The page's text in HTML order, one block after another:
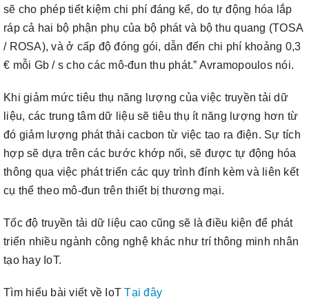
sẽ cho phép tiết kiệm chi phí đáng kể, do tự động hóa lắp
ráp cả hai bộ phận phụ của bộ phát và bộ thu quang (TOSA
/ ROSA), và ở cấp độ đóng gói, dẫn đến chi phí khoảng 0,3
€ mỗi Gb / s cho các mô-đun thu phát.” Avramopoulos nói.
Khi giảm mức tiêu thụ năng lượng của việc truyền tải dữ
liệu, các trung tâm dữ liệu sẽ tiêu thụ ít năng lượng hơn từ
đó giảm lượng phát thải cacbon từ việc tao ra điện. Sự tích
hợp sẽ dựa trên các bước khớp nối, sẽ được tự động hóa
thông qua việc phát triển các quy trình đính kèm và liên kết
cụ thể theo mô-đun trên thiết bị thương mại.
Tốc độ truyền tải dữ liệu cao cũng sẽ là điều kiện để phát
triển nhiều ngành công nghệ khác như trí thông minh nhân
tạo hay IoT.
Tìm hiểu bài viết về IoTTại đây